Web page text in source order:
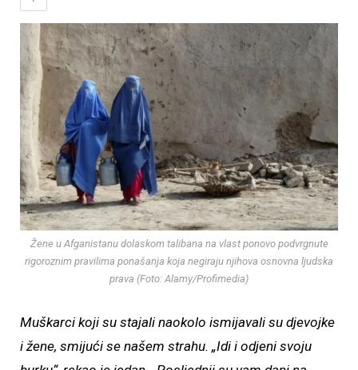
Žene u Afganistanu dolaskom talibana na vlast ponovo podvrgnute
rigoroznim pravilima ponašanja koja negiraju njihova osnovna ljudska
prava (Foto: Alamy/Profimedia)
Muškarci koji su stajali naokolo ismijavali su djevojke
i žene, smijući se našem strahu. „Idi i odjeni svoju